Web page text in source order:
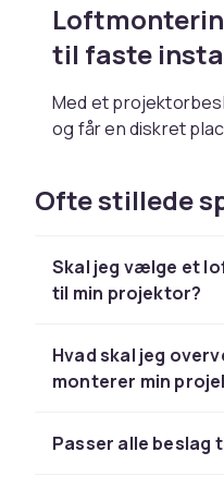
til faste
Med et
og får en diskret
retning for at få det
Vægbeslag
I nogle rum er
et projektorbeslag
rigtige afstand fra
Ofte stillede
Skal jeg vælge et
til min projektor?
Hvad skal jeg
monterer min
Passer alle beslag